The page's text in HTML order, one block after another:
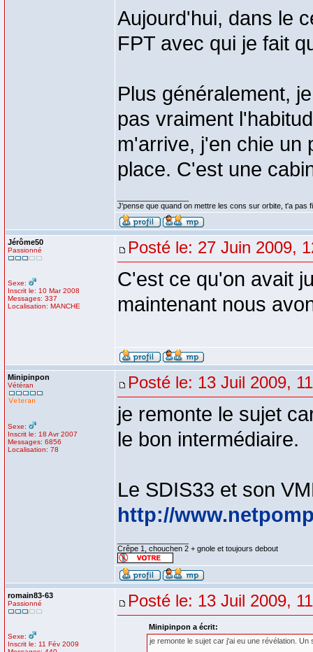
Aujourd'hui, dans le
FPT avec qui je fait
Plus généralement,
pas vraiment
m'arrive, j'en chie un
place. C'est une
J'pense que quand on mettre les cons sur orbite, t'a pas
Jérôme50
Passionné
Sexe:
Inscrit le: 10 Mar 2008
Messages: 337
Localisation: MANCHE
Posté le: 27 Juin 2009,
C'est ce qu'on avait
maintenant nous
Minipinpon
Vétéran
Sexe:
Inscrit le: 18 Avr 2007
Messages: 6856
Localisation: 78
Posté le: 13 Juil 2009,
je remonte le sujet
le bon intermédiaire.
Le SDIS33 et son
http://
Crêpe 1, chouchen 2 + gnole et toujours debout
romain83-63
Passionné
Sexe:
Inscrit le: 11 Fév 2009
Posté le: 13 Juil 2009,
Minipinpon a écrit:
je remonte le sujet car j'ai eu une révélation. Un